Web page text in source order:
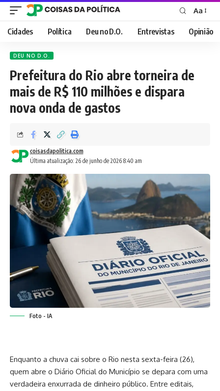
Font
Resizer
Aa
Cidades Política Deu no D.O. Entrevistas Opinião
DEU NO D.O.
Prefeitura do Rio abre torneira de
mais de R$ 110 milhões e dispara
nova onda de gastos
Última atualização: 26 de junho de 2026 8:40 am
coisasdapolitica.com
Foto - IA
Enquanto a chuva cai sobre o Rio nesta sexta-feira (26),
quem abre o Diário Oficial do Município se depara com uma
verdadeira enxurrada de dinheiro público. Entre editais,